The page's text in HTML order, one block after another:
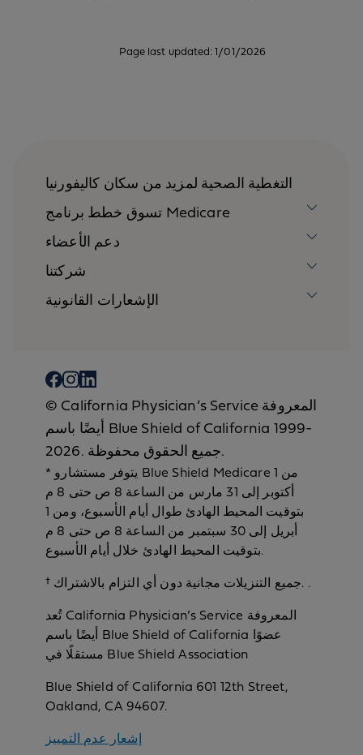
Page last updated: 1/01/2026
التغطية الصحية لمزيد من سكان كاليفورنيا
تسوق خطط برنامج Medicare
دعم الأعضاء
شركتنا
الإشعارات القانونية
‎‎‎‎© California Physician’s Service المعروفة
أيضًا باسم Blue Shield of California 1999-
2026. جميع الحقوق محفوظة.
* يتوفر مستشارو Blue Shield Medicare من 1
أكتوبر إلى 31 مارس من الساعة 8 ص حتى 8 م
بتوقيت المحيط الهادئ طوال أيام الأسبوع، ومن 1
أبريل إلى 30 سبتمبر من الساعة 8 ص حتى 8 م
بتوقيت المحيط الهادئ خلال أيام الأسبوع.
† جميع التنزيلات مجانية دون أي التزام بالاشتراك. .
تُعد California Physician’s Service المعروفة
أيضًا باسم Blue Shield of California عضوًا
مستقلًا في Blue Shield Association
Blue Shield of California 601 12th Street,
Oakland, CA 94607.
إشعار عدم التمييز